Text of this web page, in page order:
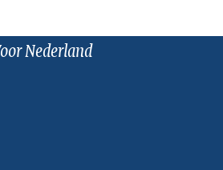
Nederland